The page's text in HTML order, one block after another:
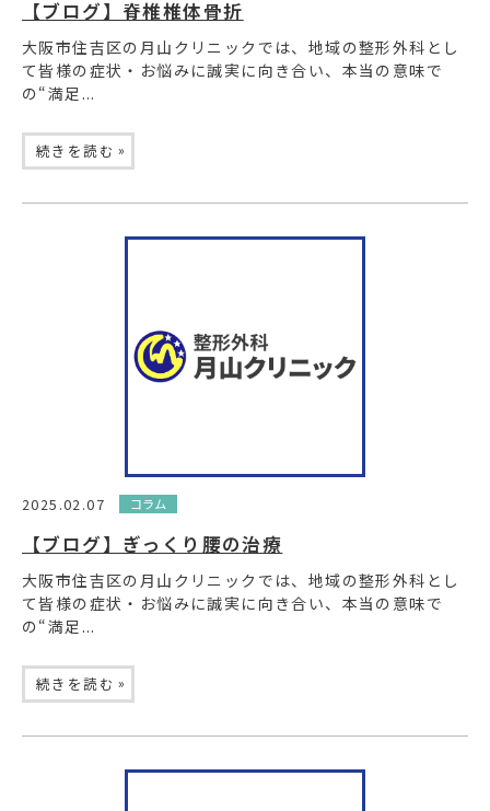
【ブログ】脊椎椎体骨折
大阪市住吉区の月山クリニックでは、地域の整形外科とし
て皆様の症状・お悩みに誠実に向き合い、本当の意味で
の“満足...
続きを読む »
2025.02.07 コラム
【ブログ】ぎっくり腰の治療
大阪市住吉区の月山クリニックでは、地域の整形外科とし
て皆様の症状・お悩みに誠実に向き合い、本当の意味で
の“満足...
続きを読む »